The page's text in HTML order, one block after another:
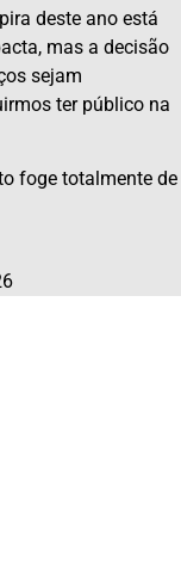
deste ano está
mas a decisão
sejam
ter público na
foge totalmente de